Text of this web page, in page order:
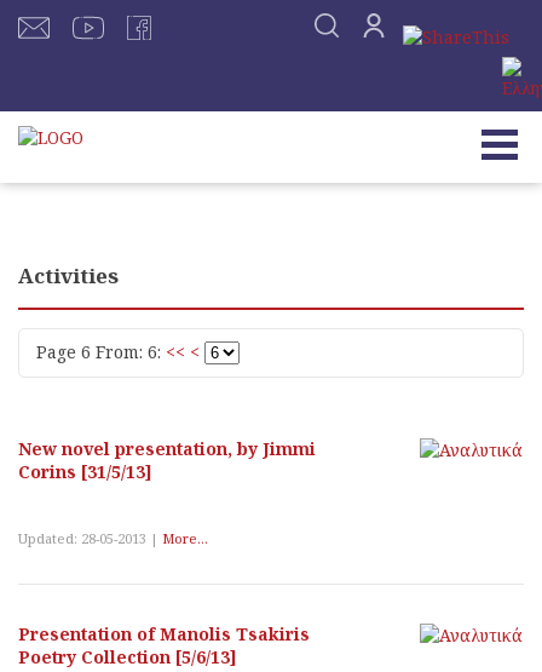
Activities
Page 6 From: 6: << <
New novel presentation, by Jimmi
Corins [31/5/13]
Updated: 28-05-2013 | More...
Presentation of Manolis Tsakiris
Poetry Collection [5/6/13]